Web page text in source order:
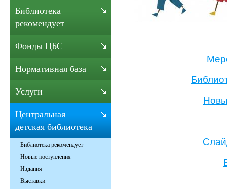
Библиотека
рекомендует
Фонды ЦБС
Нормативная база
Услуги
Центральная
детская библиотека
Библиотека рекомендует
Новые поступления
Издания
Выставки